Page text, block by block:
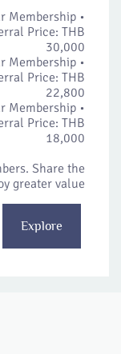
• Exclusive 1-Year Membership
Price: THB
30,000
• Premium 1-Year Membership
Price: THB
22,800
• Off-Peak 1-Year Membership
Price: THB
18,000
Share the
greater value.
Explore